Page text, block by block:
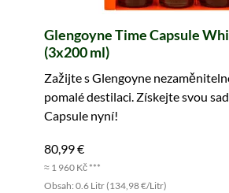
Glengoyne Time Capsule
(3x200 ml)
Zažijte s Glengoyne
pomalé destilaci. Získejte svou
Capsule nyní!
80,99 €
≈ 1 960 Kč ***
Obsah: 0.6 Litr (134,98 €/Litr)